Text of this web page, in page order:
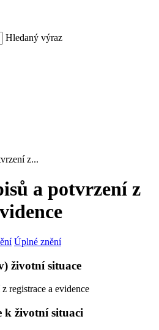
Hledaný výraz
z...
a potvrzení z
Úplné znění
životní situace
registrace a evidence
k životní situaci